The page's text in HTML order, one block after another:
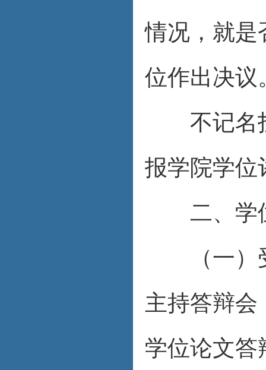
情况，就是
位作出决议
不记名投
报学院学位
二、学
（一）受
主持答辩会
学位论文答